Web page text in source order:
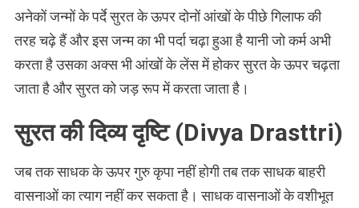
अनेकों जन्मों के पर्दे सुरत के ऊपर दोनों आंखों के पीछे गिलाफ की
तरह चढ़े हैं और इस जन्म का भी पर्दा चढ़ा हुआ है यानी जो कर्म अभी
करता है उसका अक्स भी आंखों के लेंस में होकर सुरत के ऊपर चढ़ता
जाता है और सुरत को जड़ रूप में करता जाता है।
सुरत की दिव्य दृष्टि (Divya Drasttri)
जब तक साधक के ऊपर गुरु कृपा नहीं होगी तब तक साधक बाहरी
वासनाओं का त्याग नहीं कर सकता है। साधक वासनाओं के वशीभूत